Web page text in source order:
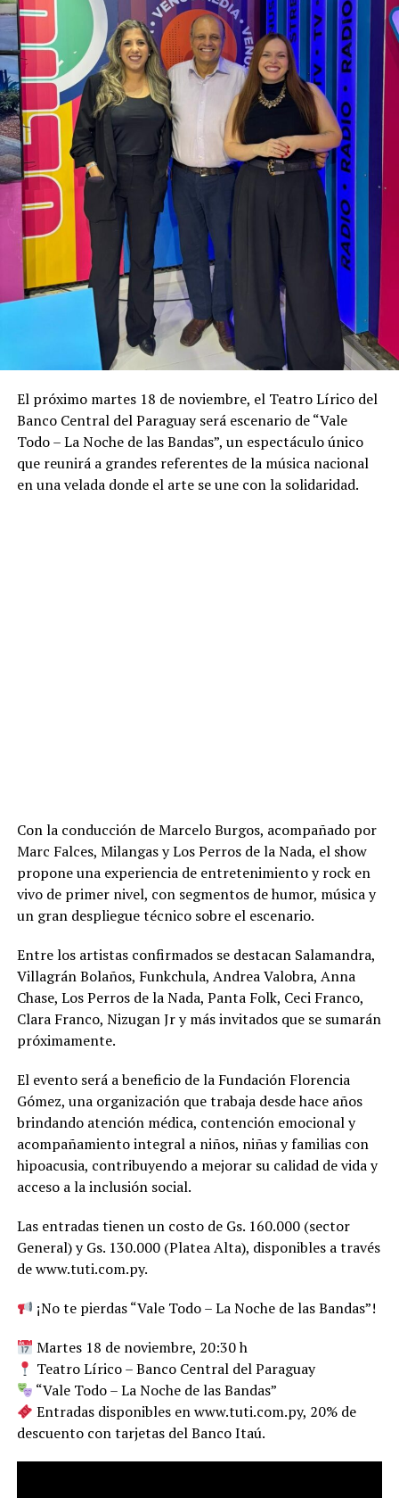
El próximo martes 18 de noviembre, el Teatro Lírico del
Banco Central del Paraguay será escenario de “Vale
Todo – La Noche de las Bandas”, un espectáculo único
que reunirá a grandes referentes de la música nacional
en una velada donde el arte se une con la solidaridad.
Con la conducción de Marcelo Burgos, acompañado por
Marc Falces, Milangas y Los Perros de la Nada, el show
propone una experiencia de entretenimiento y rock en
vivo de primer nivel, con segmentos de humor, música y
un gran despliegue técnico sobre el escenario.
Entre los artistas confirmados se destacan Salamandra,
Villagrán Bolaños, Funkchula, Andrea Valobra, Anna
Chase, Los Perros de la Nada, Panta Folk, Ceci Franco,
Clara Franco, Nizugan Jr y más invitados que se sumarán
próximamente.
El evento será a beneficio de la Fundación Florencia
Gómez, una organización que trabaja desde hace años
brindando atención médica, contención emocional y
acompañamiento integral a niños, niñas y familias con
hipoacusia, contribuyendo a mejorar su calidad de vida y
acceso a la inclusión social.
Las entradas tienen un costo de Gs. 160.000 (sector
General) y Gs. 130.000 (Platea Alta), disponibles a través
de www.tuti.com.py.
¡No te pierdas “Vale Todo – La Noche de las Bandas”!
Martes 18 de noviembre, 20:30 h
Teatro Lírico – Banco Central del Paraguay
“Vale Todo – La Noche de las Bandas”
Entradas disponibles en www.tuti.com.py, 20% de
descuento con tarjetas del Banco Itaú.